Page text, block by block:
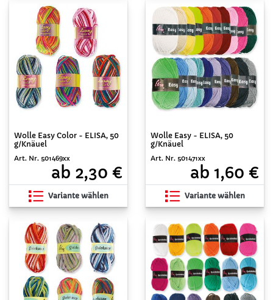
Wolle Easy Color - ELISA, 50
g/Knäuel
Art. Nr. 501469xx
ab 2,30 €
Variante wählen
Wolle Easy - ELISA, 50
g/Knäuel
Art. Nr. 501471xx
ab 1,60 €
Variante wählen